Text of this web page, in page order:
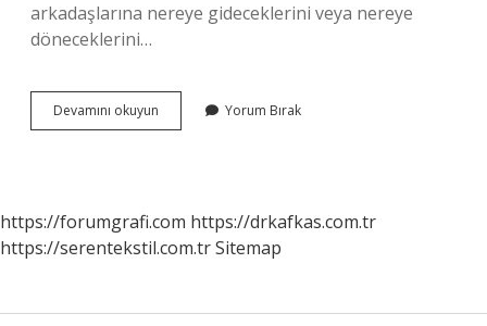
arkadaşlarına nereye gideceklerini veya nereye
döneceklerini…
Devamını okuyun
Işaret
Yorum Bırak
https://forumgrafi.com https://drkafkas.com.tr
https://serentekstil.com.trSitemap